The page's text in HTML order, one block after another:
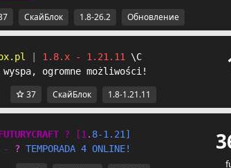
СкайБлок 1.8-26.2 Обновление
x. pl 1.8.x - 1.21.11 T_
wyspa, ogromne możliwości!
37 СкайБлок 1.8-1.21.11
UTURYCRAFT ? [1 . 8-1 . 21 ]
- ? TEMPORADA 4 ONL INE!